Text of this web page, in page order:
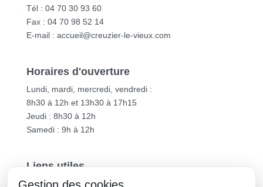
Tél : 04 70 30 93 60
Fax : 04 70 98 52 14
E-mail : accueil@creuzier-le-vieux.com
Horaires d'ouverture
Lundi, mardi, mercredi, vendredi :
8h30 à 12h et 13h30 à 17h15
Jeudi : 8h30 à 12h
Samedi : 9h à 12h
Liens utiles
Vichy Communauté